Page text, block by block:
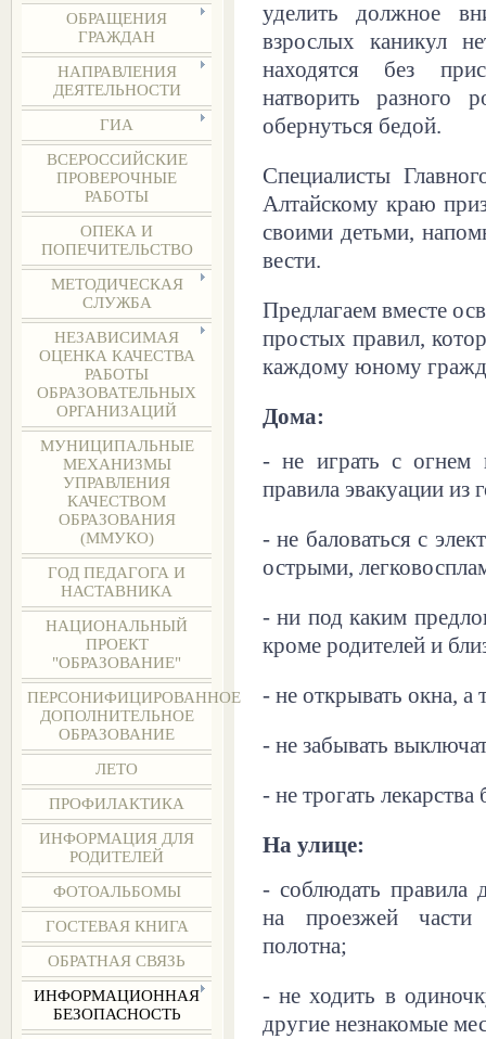
ОБРАЩЕНИЯ
ГРАЖДАН
НАПРАВЛЕНИЯ
ДЕЯТЕЛЬНОСТИ
ГИА
ВСЕРОССИЙСКИЕ
ПРОВЕРОЧНЫЕ
РАБОТЫ
ОПЕКА И
ПОПЕЧИТЕЛЬСТВО
МЕТОДИЧЕСКАЯ
СЛУЖБА
НЕЗАВИСИМАЯ
ОЦЕНКА КАЧЕСТВА
РАБОТЫ
ОБРАЗОВАТЕЛЬНЫХ
ОРГАНИЗАЦИЙ
МУНИЦИПАЛЬНЫЕ
МЕХАНИЗМЫ
УПРАВЛЕНИЯ
КАЧЕСТВОМ
ОБРАЗОВАНИЯ
(ММУКО)
ГОД ПЕДАГОГА И
НАСТАВНИКА
НАЦИОНАЛЬНЫЙ
ПРОЕКТ
"ОБРАЗОВАНИЕ"
ПЕРСОНИФИЦИРОВАННОЕ
ДОПОЛНИТЕЛЬНОЕ
ОБРАЗОВАНИЕ
ЛЕТО
ПРОФИЛАКТИКА
ИНФОРМАЦИЯ ДЛЯ
РОДИТЕЛЕЙ
ФОТОАЛЬБОМЫ
ГОСТЕВАЯ КНИГА
ОБРАТНАЯ СВЯЗЬ
ИНФОРМАЦИОННАЯ
БЕЗОПАСНОСТЬ
уделить должное
взрослых каникул
находятся без
натворить разного
обернуться бедой.
Специалисты
Алтайскому краю
своими детьми,
вести.
Предлагаем вместе
простых правил,
каждому юному
Дома:
- не играть с огнем
правила эвакуации
- не баловаться с
острыми,
- ни под каким
кроме родителей и
- не открывать окна, а
- не забывать
- не трогать
На улице:
- соблюдать правила
на проезжей части
полотна;
- не ходить в
другие незнакомые